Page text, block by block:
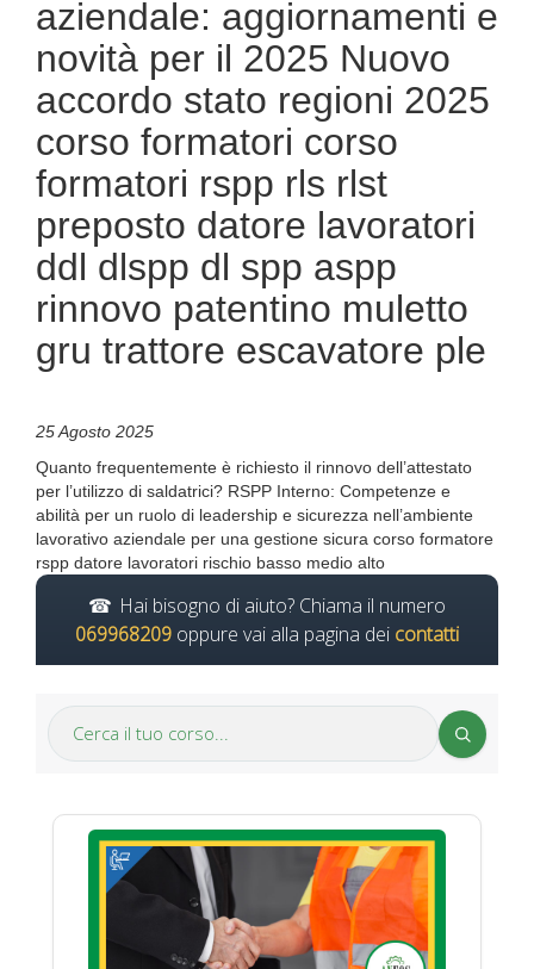
aziendale: aggiornamenti e
novità per il 2025 Nuovo
accordo stato regioni 2025
corso formatori corso
formatori rspp rls rlst
preposto datore lavoratori
ddl dlspp dl spp aspp
rinnovo patentino muletto
gru trattore escavatore ple
25 Agosto 2025
Quanto frequentemente è richiesto il rinnovo dell’attestato
per l’utilizzo di saldatrici? RSPP Interno: Competenze e
abilità per un ruolo di leadership e sicurezza nell’ambiente
lavorativo aziendale per una gestione sicura corso formatore
rspp datore lavoratori rischio basso medio alto
Hai bisogno di aiuto? Chiama il numero
069968209 oppure vai alla pagina dei contatti